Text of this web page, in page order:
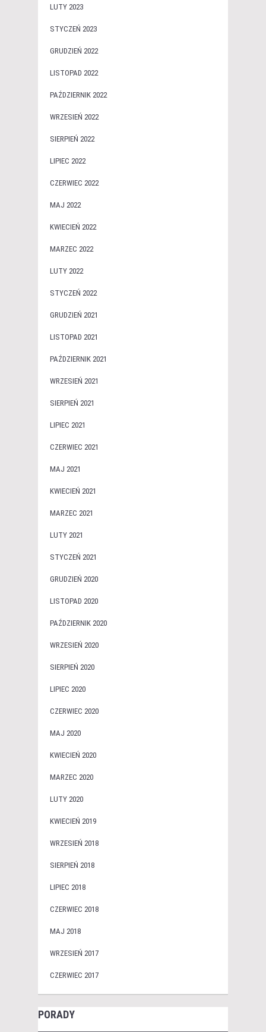
LUTY 2023
STYCZEŃ 2023
GRUDZIEŃ 2022
LISTOPAD 2022
PAŹDZIERNIK 2022
WRZESIEŃ 2022
SIERPIEŃ 2022
LIPIEC 2022
CZERWIEC 2022
MAJ 2022
KWIECIEŃ 2022
MARZEC 2022
LUTY 2022
STYCZEŃ 2022
GRUDZIEŃ 2021
LISTOPAD 2021
PAŹDZIERNIK 2021
WRZESIEŃ 2021
SIERPIEŃ 2021
LIPIEC 2021
CZERWIEC 2021
MAJ 2021
KWIECIEŃ 2021
MARZEC 2021
LUTY 2021
STYCZEŃ 2021
GRUDZIEŃ 2020
LISTOPAD 2020
PAŹDZIERNIK 2020
WRZESIEŃ 2020
SIERPIEŃ 2020
LIPIEC 2020
CZERWIEC 2020
MAJ 2020
KWIECIEŃ 2020
MARZEC 2020
LUTY 2020
KWIECIEŃ 2019
WRZESIEŃ 2018
SIERPIEŃ 2018
LIPIEC 2018
CZERWIEC 2018
MAJ 2018
WRZESIEŃ 2017
CZERWIEC 2017
PORADY